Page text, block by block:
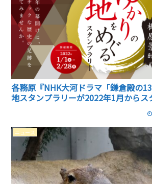
各務原『NHK大河ドラマ「鎌倉殿の
地スタンプラリーが2022年1月からス
ニュース